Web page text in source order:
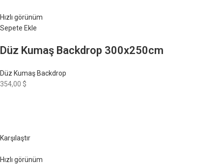
Hızlı görünüm
Sepete Ekle
Düz Kumaş Backdrop 300x250cm
Düz Kumaş Backdrop
354,00 $
Karşılaştır
Hızlı görünüm